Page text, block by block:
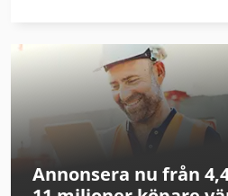
Hp Skrivare
Ingersoll Rand Kompressorer
Leif & Lorentz Spridare För Lim
Liebherr Bulldozers
Annonsera nu från